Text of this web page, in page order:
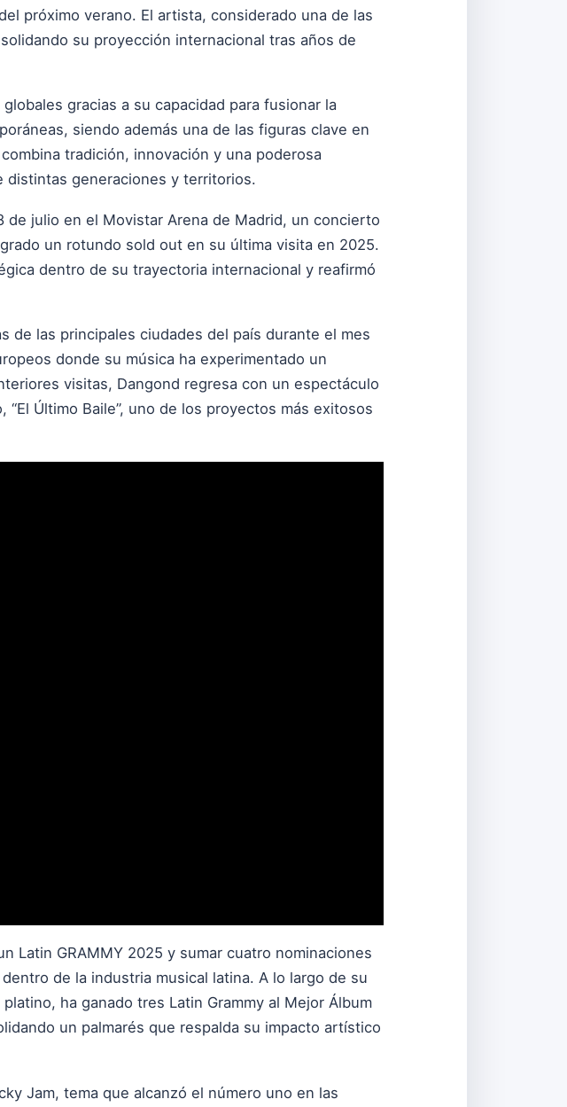
próximo verano. El artista, considerado una de las
su proyección internacional tras años de
gracias a su capacidad para fusionar la
siendo además una de las figuras clave en
tradición, innovación y una poderosa
distintas generaciones y territorios.
de julio en el Movistar Arena de Madrid, un concierto
un rotundo sold out en su última visita en 2025.
dentro de su trayectoria internacional y reafirmó
de las principales ciudades del país durante el mes
donde su música ha experimentado un
visitas, Dangond regresa con un espectáculo
Último Baile”, uno de los proyectos más exitosos
Latin GRAMMY 2025 y sumar cuatro nominaciones
de la industria musical latina. A lo largo de su
ha ganado tres Latin Grammy al Mejor Álbum
un palmarés que respalda su impacto artístico
Jam, tema que alcanzó el número uno en las